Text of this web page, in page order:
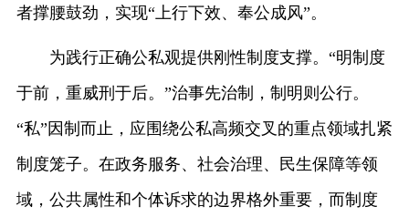
者撑腰鼓劲，实现“上行下效、奉公成风”。
为践行正确公私观提供刚性制度支撑。“明制度
于前，重威刑于后。”治事先治制，制明则公行。
“私”因制而止，应围绕公私高频交叉的重点领域扎紧
制度笼子。在政务服务、社会治理、民生保障等领
域，公共属性和个体诉求的边界格外重要，而制度